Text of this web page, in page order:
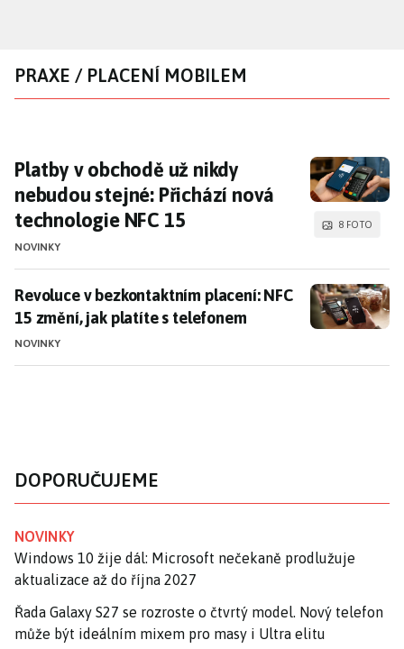
obsahu
PRAXE / PLACENÍ MOBILEM
Platby v obchodě už nikdy nebudou stejné:
Platby v obchodě už nikdy
nebudou stejné: Přichází nová
technologie NFC 15
NOVINKY
8 FOTO
Revoluce v bezkontaktním placení: NFC 15 změní,
Revoluce v bezkontaktním placení: NFC
15 změní, jak platíte s telefonem
NOVINKY
DOPORUČUJEME
NOVINKY
Windows 10 žije dál: Microsoft nečekaně prodlužuje
aktualizace až do října 2027
Řada Galaxy S27 se rozroste o čtvrtý model. Nový telefon
může být ideálním mixem pro masy i Ultra elitu